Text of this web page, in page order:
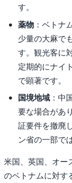
す。
薬物 ：ベトナ
少量の大麻で
す。観光客に
定期的にナイ
で顕著です。
国境地域 ：中
要な場合があ
証要件を撤廃
ン省の一部で
米国、英国、オー
のベトナムに対す